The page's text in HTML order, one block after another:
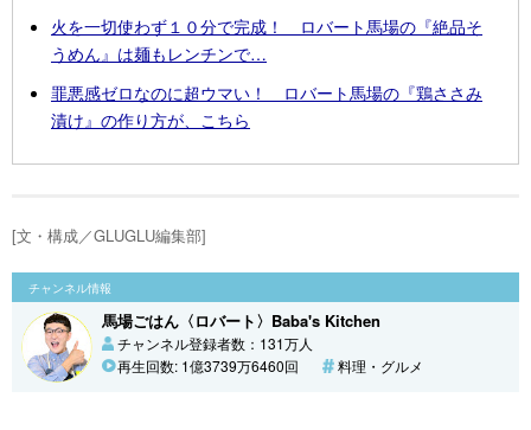
火を一切使わず１０分で完成！ ロバート馬場の『絶品そ
うめん』は麺もレンチンで…
罪悪感ゼロなのに超ウマい！ ロバート馬場の『鶏ささみ
漬け』の作り方が、こちら
[文・構成／GLUGLU編集部]
チャンネル情報
馬場ごはん〈ロバート〉Baba's Kitchen
チャンネル登録者数：131万人
再生回数: 1億3739万6460回
料理・グルメ